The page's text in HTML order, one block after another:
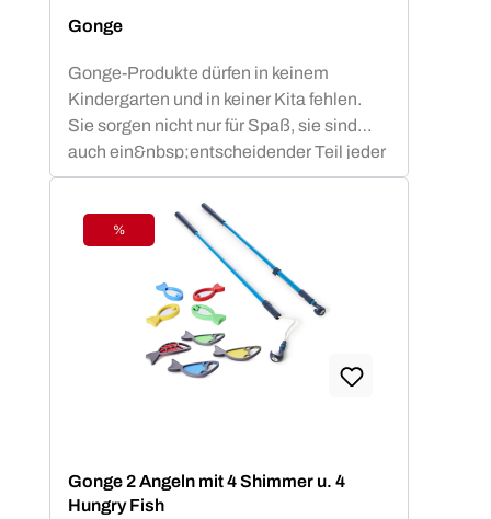
Gonge
Gonge-Produkte dürfen in keinem
Kindergarten und in keiner Kita fehlen.
Sie sorgen nicht nur für Spaß, sie sind
auch ein&nbsp;entscheidender Teil jeder
Erziehung. Insbesondere werden mithilfe
dieses Spielzeuges&nbsp;Koordination,
Gleichgewicht, Geschicklichkeit und
Fähigkeiten&nbsp;verbessert. Und
natürlich sorgt der Spaßfaktor für
ein&nbsp;tolles Miteinander.&nbsp;Die
Marke Gonge verfolgt den Grundsatz,
dass Kinder durch die Bewegung und
bessere&nbsp;motorische Entwicklung,
Rabatt
%
Gonge 2 Angeln mit 4 Shimmer u. 4
Hungry Fish